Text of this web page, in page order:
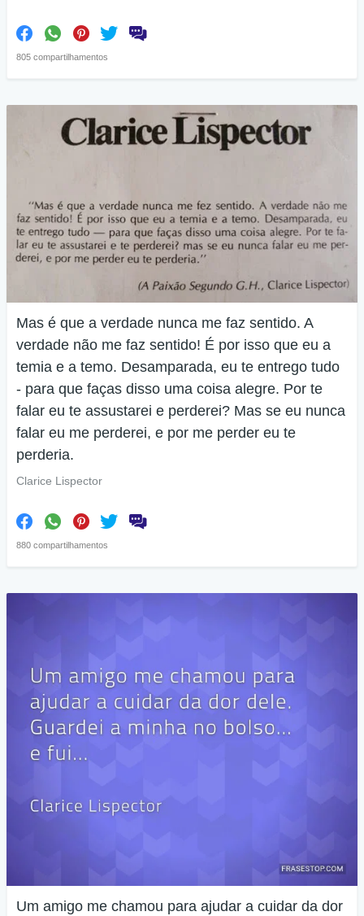
805 compartilhamentos
Mas é que a verdade nunca me faz sentido. A
verdade não me faz sentido! É por isso que eu a
temia e a temo. Desamparada, eu te entrego tudo
- para que faças disso uma coisa alegre. Por te
falar eu te assustarei e perderei? Mas se eu nunca
falar eu me perderei, e por me perder eu te
perderia.
Clarice Lispector
880 compartilhamentos
Um amigo me chamou para ajudar a cuidar da dor